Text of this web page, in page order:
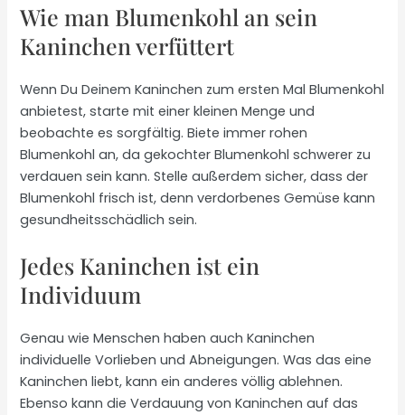
Wie man Blumenkohl an sein
Kaninchen verfüttert
Wenn Du Deinem Kaninchen zum ersten Mal Blumenkohl
anbietest, starte mit einer kleinen Menge und
beobachte es sorgfältig. Biete immer rohen
Blumenkohl an, da gekochter Blumenkohl schwerer zu
verdauen sein kann. Stelle außerdem sicher, dass der
Blumenkohl frisch ist, denn verdorbenes Gemüse kann
gesundheitsschädlich sein.
Jedes Kaninchen ist ein
Individuum
Genau wie Menschen haben auch Kaninchen
individuelle Vorlieben und Abneigungen. Was das eine
Kaninchen liebt, kann ein anderes völlig ablehnen.
Ebenso kann die Verdauung von Kaninchen auf das